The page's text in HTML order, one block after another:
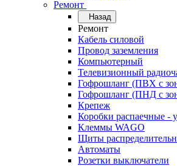
Ремонт
Назад
Ремонт
Кабель силовой
Провод заземления
Компьютерный
Телевизионный
Гофрошланг (ПВХ с
Гофрошланг (ПНД с
Крепеж
Коробки распаечные -
Клеммы WAGO
Щиты
Автоматы
Розетки выключатели